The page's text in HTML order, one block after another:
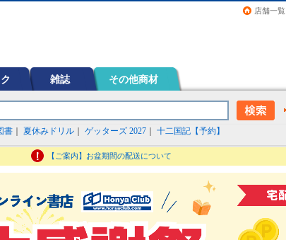
店舗一覧
雑誌 その他商材
書 夏休みドリル ゲッターズ 2027 十二国記【予約】
【ご案内】お盆期間の配送について